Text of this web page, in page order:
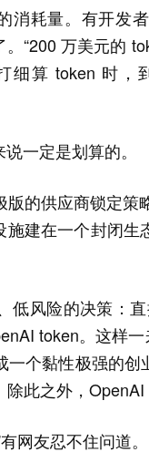
消耗量。有开发
“200 万美元的
细算 token 时
一定是划算的。
的供应商锁定
建在一个封闭
低风险的决策：
token。这样
个黏性极强的
此之外，
网友忍不住问道。